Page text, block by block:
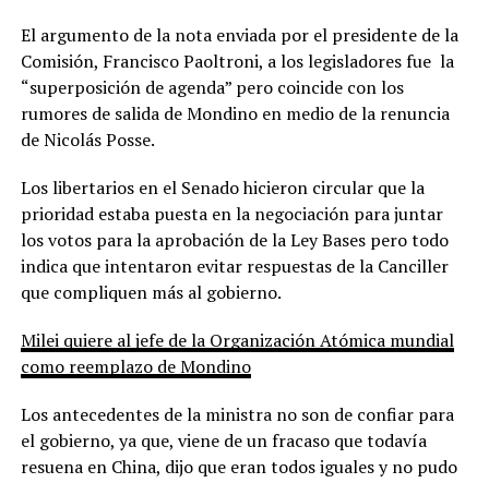
El argumento de la nota enviada por el presidente de la
Comisión, Francisco Paoltroni, a los legisladores fue la
“superposición de agenda” pero coincide con los
rumores de salida de Mondino en medio de la renuncia
de Nicolás Posse.
Los libertarios en el Senado hicieron circular que la
prioridad estaba puesta en la negociación para juntar
los votos para la aprobación de la Ley Bases pero todo
indica que intentaron evitar respuestas de la Canciller
que compliquen más al gobierno.
Milei quiere al jefe de la Organización Atómica mundial
como reemplazo de Mondino
Los antecedentes de la ministra no son de confiar para
el gobierno, ya que, viene de un fracaso que todavía
resuena en China, dijo que eran todos iguales y no pudo